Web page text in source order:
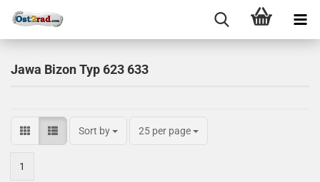
Jawa Bizon Typ 623 633
Sort by 25 per page
1